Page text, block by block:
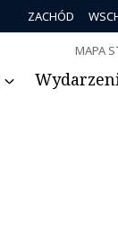
ZACHÓD
MAPA